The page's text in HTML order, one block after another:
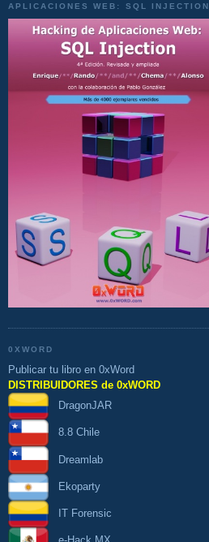
APLICACIONES WEB: SQL INJECTION
0XWORD
Publicar tu libro en 0xWord
DISTRIBUIDORES de 0xWORD
DragonJAR
8.8 Chile
Dreamlab
Ekoparty
IT Forensic